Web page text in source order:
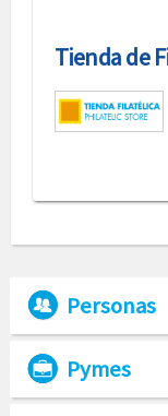
Tienda de
Personas
Pymes